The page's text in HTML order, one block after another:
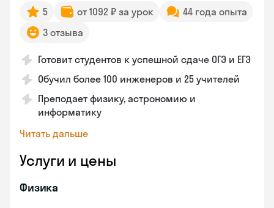
5 от 1092 ₽ за урок
44 года опыта
3 отзыва
Готовит студентов к успешной сдаче ОГЭ и ЕГЭ
Обучил более 100 инженеров и 25 учителей
Преподает физику, астрономию и
информатику
Читать дальше
Услуги и цены
Физика